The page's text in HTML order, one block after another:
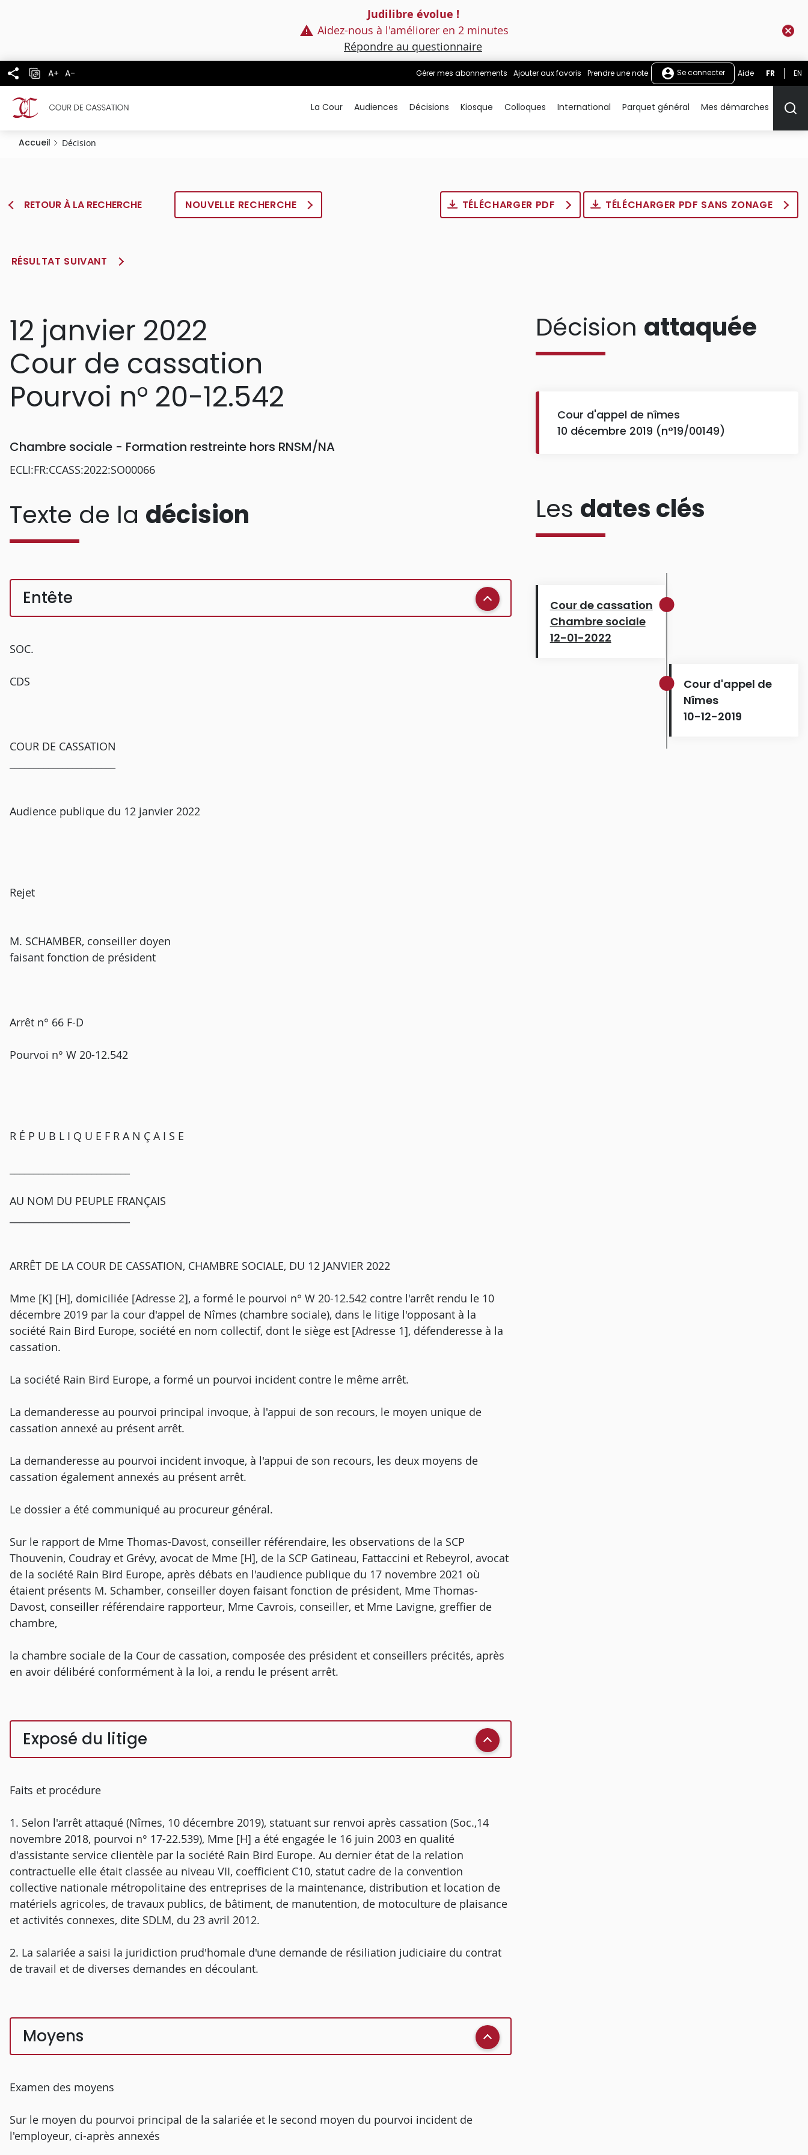
Judilibre évolue !
Aidez-nous à l'améliorer en 2 minutes
Répondre au questionnaire
A+ A- Gérer mes abonnements Ajouter aux favoris Prendre une note Se connecter Aide FR EN
La Cour Audiences Décisions Kiosque Colloques International Parquet général Mes démarches
Accueil Décision
RETOUR À LA RECHERCHE NOUVELLE RECHERCHE TÉLÉCHARGER PDF TÉLÉCHARGER PDF SANS ZONAGE
RÉSULTAT SUIVANT
12 janvier 2022
Cour de cassation
Pourvoi n° 20-12.542
Chambre sociale - Formation restreinte hors RNSM/NA
ECLI:FR:CCASS:2022:SO00066
Texte de la décision
Entête
SOC.
CDS
COUR DE CASSATION
Audience publique du 12 janvier 2022
Rejet
M. SCHAMBER, conseiller doyen
faisant fonction de président
Arrêt n° 66 F-D
Pourvoi n° W 20-12.542
R É P U B L I Q U E F R A N Ç A I S E
AU NOM DU PEUPLE FRANÇAIS
ARRÊT DE LA COUR DE CASSATION, CHAMBRE SOCIALE, DU 12 JANVIER 2022
Mme [K] [H], domiciliée [Adresse 2], a formé le pourvoi n° W 20-12.542 contre l'arrêt rendu le 10
décembre 2019 par la cour d'appel de Nîmes (chambre sociale), dans le litige l'opposant à la
société Rain Bird Europe, société en nom collectif, dont le siège est [Adresse 1], défenderesse à la
cassation.
La société Rain Bird Europe, a formé un pourvoi incident contre le même arrêt.
La demanderesse au pourvoi principal invoque, à l'appui de son recours, le moyen unique de
cassation annexé au présent arrêt.
La demanderesse au pourvoi incident invoque, à l'appui de son recours, les deux moyens de
cassation également annexés au présent arrêt.
Le dossier a été communiqué au procureur général.
Sur le rapport de Mme Thomas-Davost, conseiller référendaire, les observations de la SCP
Thouvenin, Coudray et Grévy, avocat de Mme [H], de la SCP Gatineau, Fattaccini et Rebeyrol, avocat
de la société Rain Bird Europe, après débats en l'audience publique du 17 novembre 2021 où
étaient présents M. Schamber, conseiller doyen faisant fonction de président, Mme Thomas-
Davost, conseiller référendaire rapporteur, Mme Cavrois, conseiller, et Mme Lavigne, greffier de
chambre,
la chambre sociale de la Cour de cassation, composée des président et conseillers précités, après
en avoir délibéré conformément à la loi, a rendu le présent arrêt.
Exposé du litige
Faits et procédure
1. Selon l'arrêt attaqué (Nîmes, 10 décembre 2019), statuant sur renvoi après cassation (Soc.,14
novembre 2018, pourvoi n° 17-22.539), Mme [H] a été engagée le 16 juin 2003 en qualité
d'assistante service clientèle par la société Rain Bird Europe. Au dernier état de la relation
contractuelle elle était classée au niveau VII, coefficient C10, statut cadre de la convention
collective nationale métropolitaine des entreprises de la maintenance, distribution et location de
matériels agricoles, de travaux publics, de bâtiment, de manutention, de motoculture de plaisance
et activités connexes, dite SDLM, du 23 avril 2012.
2. La salariée a saisi la juridiction prud'homale d'une demande de résiliation judiciaire du contrat
de travail et de diverses demandes en découlant.
Moyens
Examen des moyens
Sur le moyen du pourvoi principal de la salariée et le second moyen du pourvoi incident de
l'employeur, ci-après annexés
Décision attaquée
Cour d'appel de nîmes
10 décembre 2019 (n°19/00149)
Les dates clés
Cour de cassation
Chambre sociale
12-01-2022
Cour d'appel de
Nîmes
10-12-2019